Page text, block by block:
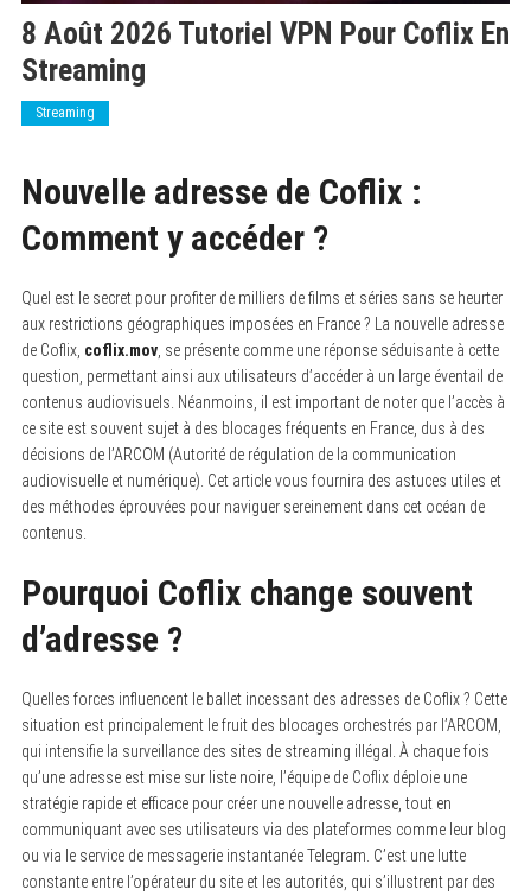
8 Août 2026 Tutoriel VPN Pour Coflix En
Streaming
Streaming
Nouvelle adresse de Coflix :
Comment y accéder ?
Quel est le secret pour profiter de milliers de films et séries sans se heurter
aux restrictions géographiques imposées en France ? La nouvelle adresse
de Coflix, coflix.mov, se présente comme une réponse séduisante à cette
question, permettant ainsi aux utilisateurs d’accéder à un large éventail de
contenus audiovisuels. Néanmoins, il est important de noter que l’accès à
ce site est souvent sujet à des blocages fréquents en France, dus à des
décisions de l’ARCOM (Autorité de régulation de la communication
audiovisuelle et numérique). Cet article vous fournira des astuces utiles et
des méthodes éprouvées pour naviguer sereinement dans cet océan de
contenus.
Pourquoi Coflix change souvent
d’adresse ?
Quelles forces influencent le ballet incessant des adresses de Coflix ? Cette
situation est principalement le fruit des blocages orchestrés par l’ARCOM,
qui intensifie la surveillance des sites de streaming illégal. À chaque fois
qu’une adresse est mise sur liste noire, l’équipe de Coflix déploie une
stratégie rapide et efficace pour créer une nouvelle adresse, tout en
communiquant avec ses utilisateurs via des plateformes comme leur blog
ou via le service de messagerie instantanée Telegram. C’est une lutte
constante entre l’opérateur du site et les autorités, qui s’illustrent par des